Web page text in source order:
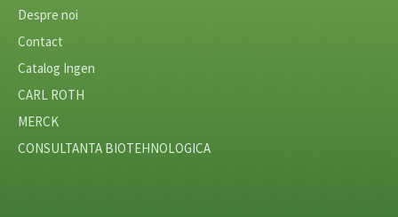
Despre noi
Contact
Catalog Ingen
CARL ROTH
MERCK
CONSULTANTA BIOTEHNOLOGICA